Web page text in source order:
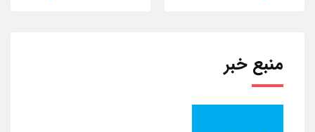
منبع خبر